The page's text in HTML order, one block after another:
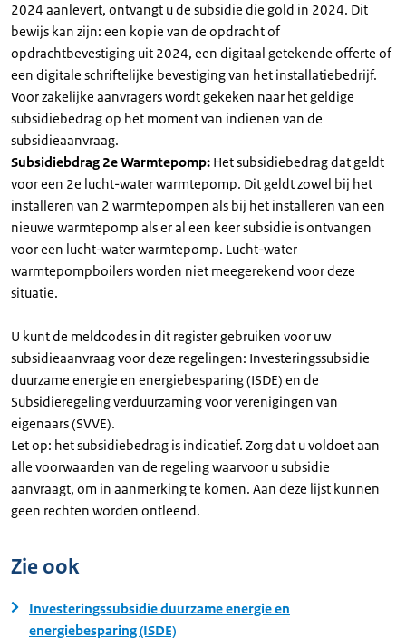
2024 aanlevert, ontvangt u de subsidie die gold in 2024. Dit
bewijs kan zijn: een kopie van de opdracht of
opdrachtbevestiging uit 2024, een digitaal getekende offerte of
een digitale schriftelijke bevestiging van het installatiebedrijf.
Voor zakelijke aanvragers wordt gekeken naar het geldige
subsidiebedrag op het moment van indienen van de
subsidieaanvraag.
Subsidiebdrag 2e Warmtepomp: Het subsidiebedrag dat geldt
voor een 2e lucht-water warmtepomp. Dit geldt zowel bij het
installeren van 2 warmtepompen als bij het installeren van een
nieuwe warmtepomp als er al een keer subsidie is ontvangen
voor een lucht-water warmtepomp. Lucht-water
warmtepompboilers worden niet meegerekend voor deze
situatie.
U kunt de meldcodes in dit register gebruiken voor uw
subsidieaanvraag voor deze regelingen: Investeringssubsidie
duurzame energie en energiebesparing (ISDE) en de
Subsidieregeling verduurzaming voor verenigingen van
eigenaars (SVVE).
Let op: het subsidiebedrag is indicatief. Zorg dat u voldoet aan
alle voorwaarden van de regeling waarvoor u subsidie
aanvraagt, om in aanmerking te komen. Aan deze lijst kunnen
geen rechten worden ontleend.
Zie ook
Investeringssubsidie duurzame energie en
energiebesparing (ISDE)